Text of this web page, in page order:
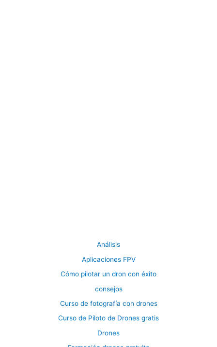
Análisis
Aplicaciones FPV
Cómo pilotar un dron con éxito
consejos
Curso de fotografía con drones
Curso de Piloto de Drones gratis
Drones